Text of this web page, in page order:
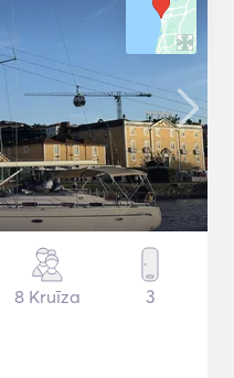
8 Kruīza 3